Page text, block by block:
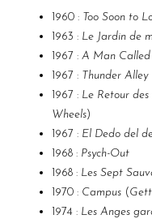
1960 : Too Soon to
1963 : Le Jardin de
1967 : A Man
1967 : Thunder Alley
1967 : Le Retour
Wheels)
1967 : El Dedo del
1968 : Psych-Out
1968 : Les Sept
1970 : Campus (
1974 : Les Anges